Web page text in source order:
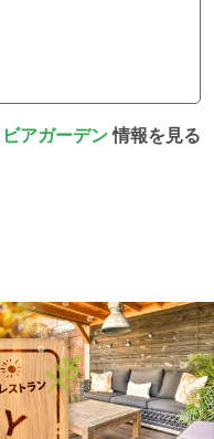
ビアガーデン情報を見る